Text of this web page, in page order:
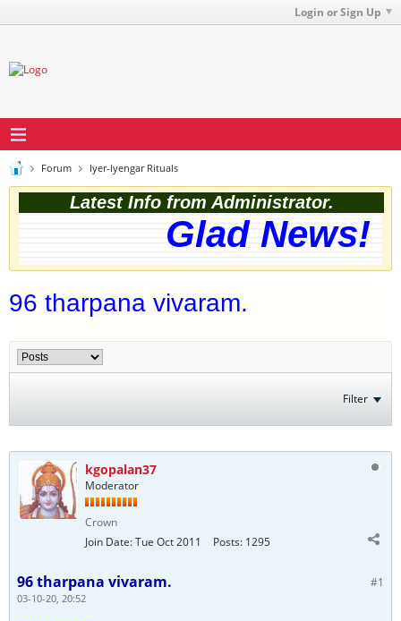
Login or Sign Up
Forum Iyer-Iyengar Rituals
Latest Info from Administrator.
Glad News!
96 tharpana vivaram.
Filter
kgopalan37
Moderator
Crown
Join Date:Tue Oct 2011 Posts: 1295
#1
96 tharpana vivaram.
03-10-20, 20:52